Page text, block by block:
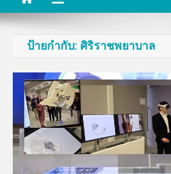
ป้ายกำกับ: ศิริราชพยาบาล